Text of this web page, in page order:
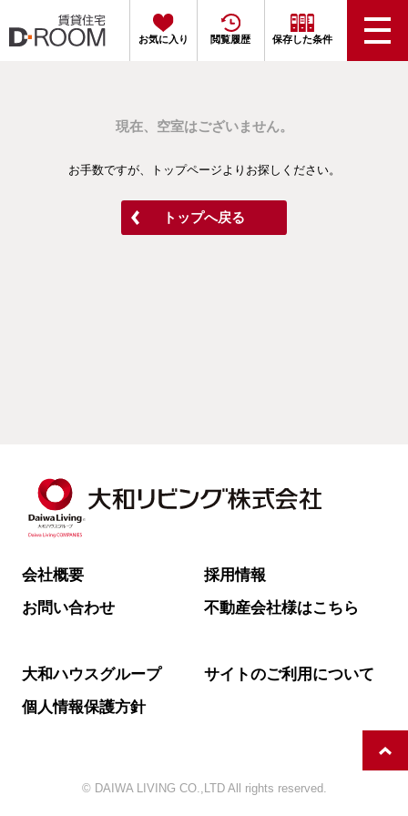
お気に入り 閲覧履歴 保存した条件
現在、空室はございません。
お手数ですが、トップページよりお探しください。
トップへ戻る
会社概要
採用情報
お問い合わせ
不動産会社様はこちら
大和ハウスグループ
サイトのご利用について
個人情報保護方針
© DAIWA LIVING CO.,LTD All rights reserved.